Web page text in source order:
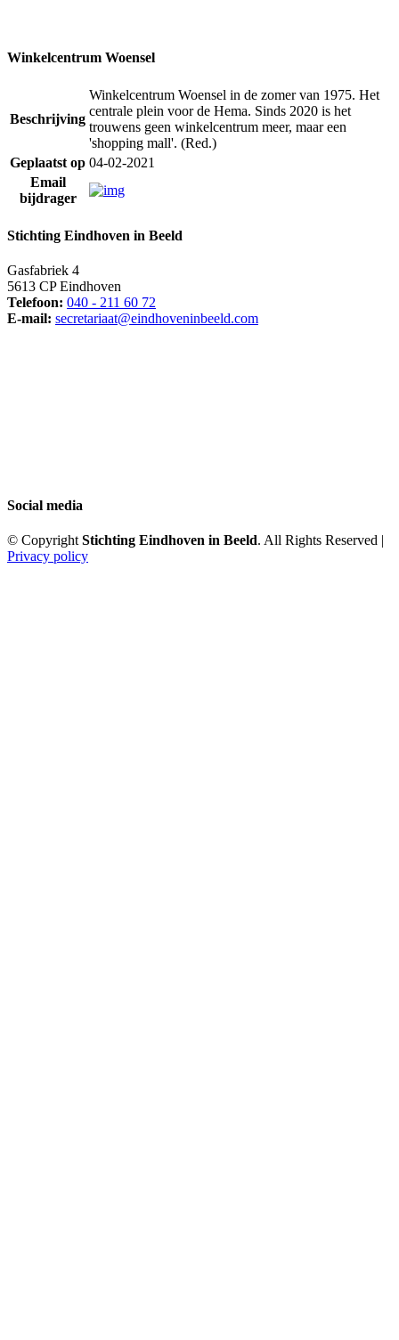
Winkelcentrum Woensel
Beschrijving
Winkelcentrum Woensel in de zomer van 1975. Het
centrale plein voor de Hema. Sinds 2020 is het
trouwens geen winkelcentrum meer, maar een
'shopping mall'. (Red.)
Geplaatst op 04-02-2021
Email
bijdrager
Stichting Eindhoven in Beeld
Gasfabriek 4
5613 CP Eindhoven
Telefoon: 040 - 211 60 72
E-mail: secretariaat@eindhoveninbeeld.com
Social media
© Copyright Stichting Eindhoven in Beeld. All Rights Reserved |
Privacy policy